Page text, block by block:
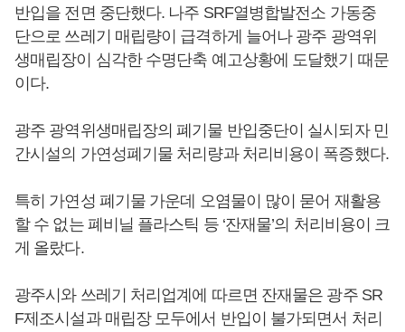
반입을 전면 중단했다. 나주 SRF열병합발전소 가동중
단으로 쓰레기 매립량이 급격하게 늘어나 광주 광역위
생매립장이 심각한 수명단축 예고상황에 도달했기 때문
이다.
광주 광역위생매립장의 폐기물 반입중단이 실시되자 민
간시설의 가연성폐기물 처리량과 처리비용이 폭증했다.
특히 가연성 폐기물 가운데 오염물이 많이 묻어 재활용
할 수 없는 폐비닐 플라스틱 등 ‘잔재물’의 처리비용이 크
게 올랐다.
광주시와 쓰레기 처리업계에 따르면 잔재물은 광주 SR
F제조시설과 매립장 모두에서 반입이 불가되면서 처리